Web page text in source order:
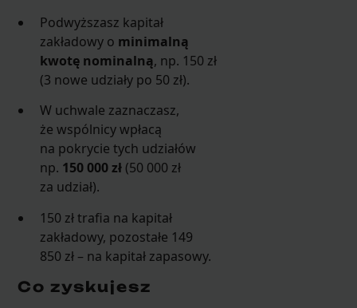
Podwyższasz kapitał
zakładowy o minimalną
kwotę nominalną, np. 150 zł
(3 nowe udziały po 50 zł).
W uchwale zaznaczasz,
że wspólnicy wpłacą
na pokrycie tych udziałów
np. 150 000 zł (50 000 zł
za udział).
150 zł trafia na kapitał
zakładowy, pozostałe 149
850 zł – na kapitał zapasowy.
Co zyskujesz